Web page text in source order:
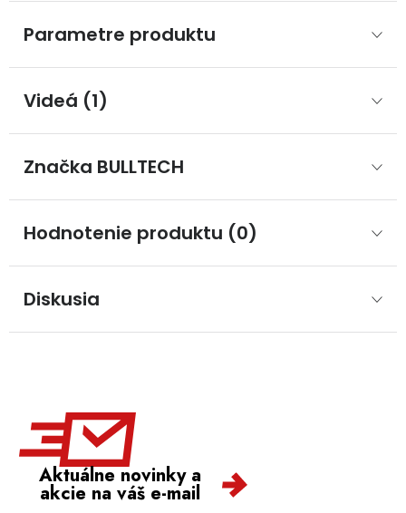
Parametre produktu
Videá (1)
Značka BULLTECH
Hodnotenie produktu (0)
Diskusia
Aktuálne novinky a
akcie na váš e-mail